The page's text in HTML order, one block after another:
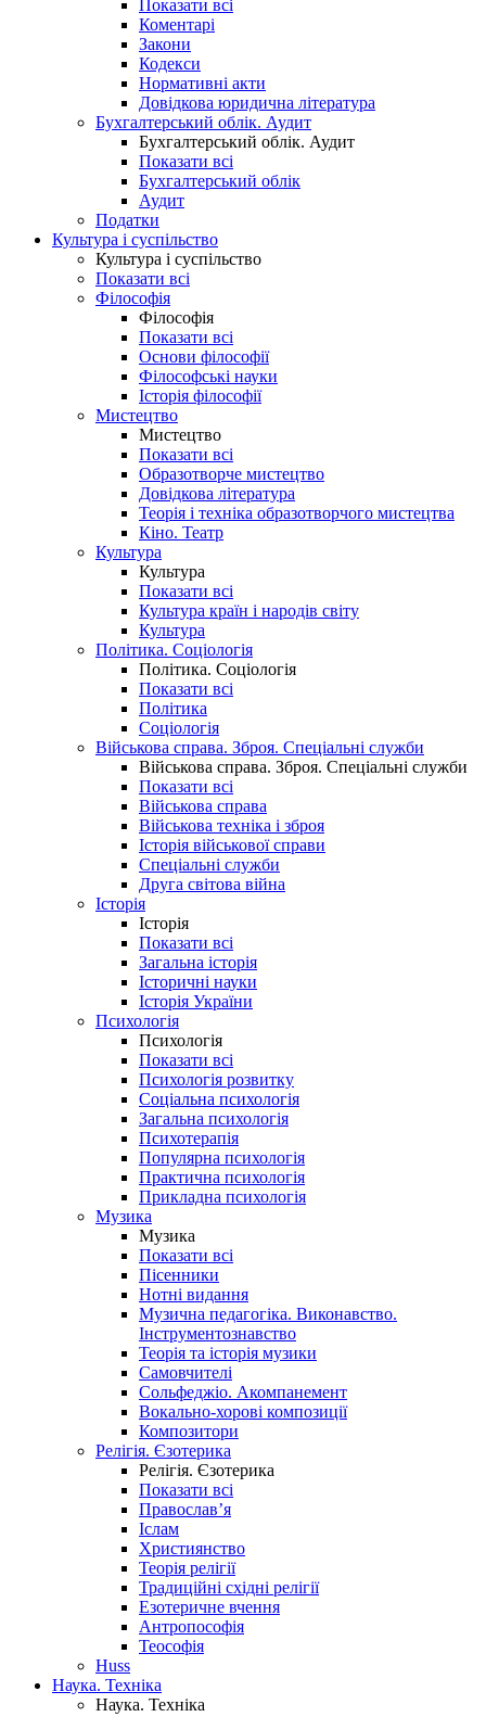
Показати всі
Коментарі
Закони
Кодекси
Нормативні акти
Довідкова юридична література
Бухгалтерський облік. Аудит
Бухгалтерський облік. Аудит
Показати всі
Бухгалтерський облік
Аудит
Податки
Культура і суспільство
Культура і суспільство
Показати всі
Філософія
Філософія
Показати всі
Основи філософії
Філософські науки
Історія філософії
Мистецтво
Мистецтво
Показати всі
Образотворче мистецтво
Довідкова література
Теорія і техніка образотворчого мистецтва
Кіно. Театр
Культура
Культура
Показати всі
Культура країн і народів світу
Культура
Політика. Соціологія
Політика. Соціологія
Показати всі
Політика
Соціологія
Військова справа. Зброя. Спеціальні служби
Військова справа. Зброя. Спеціальні служби
Показати всі
Військова справа
Військова техніка і зброя
Історія військової справи
Спеціальні служби
Друга світова війна
Історія
Історія
Показати всі
Загальна історія
Історичні науки
Історія України
Психологія
Психологія
Показати всі
Психологія розвитку
Соціальна психологія
Загальна психологія
Психотерапія
Популярна психологія
Практична психологія
Прикладна психологія
Музика
Музика
Показати всі
Пісенники
Нотні видання
Музична педагогіка. Виконавство.
Інструментознавство
Теорія та історія музики
Самовчителі
Сольфеджіо. Акомпанемент
Вокально-хорові композиції
Композитори
Релігія. Єзотерика
Релігія. Єзотерика
Показати всі
Православ’я
Іслам
Християнство
Теорія релігії
Традиційні східні релігії
Езотеричне вчення
Антропософія
Теософія
Huss
Наука. Техніка
Наука. Техніка